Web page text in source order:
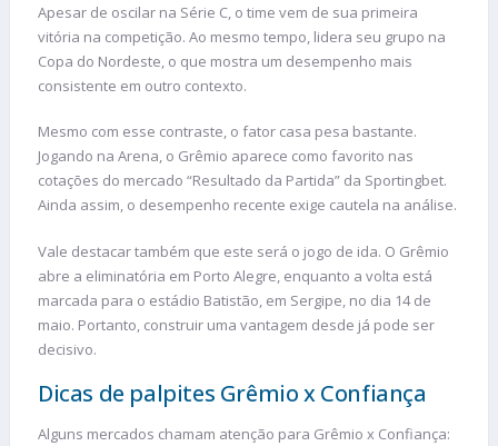
Apesar de oscilar na Série C, o time vem de sua primeira
vitória na competição. Ao mesmo tempo, lidera seu grupo na
Copa do Nordeste, o que mostra um desempenho mais
consistente em outro contexto.
Mesmo com esse contraste, o fator casa pesa bastante.
Jogando na Arena, o Grêmio aparece como favorito nas
cotações do mercado “Resultado da Partida” da Sportingbet.
Ainda assim, o desempenho recente exige cautela na análise.
Vale destacar também que este será o jogo de ida. O Grêmio
abre a eliminatória em Porto Alegre, enquanto a volta está
marcada para o estádio Batistão, em Sergipe, no dia 14 de
maio. Portanto, construir uma vantagem desde já pode ser
decisivo.
Dicas de palpites Grêmio x Confiança
Alguns mercados chamam atenção para Grêmio x Confiança: